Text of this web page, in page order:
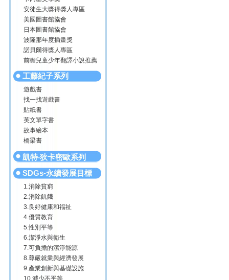
安徒生大獎得獎人專區
美國圖書館協會
日本圖書館協會
波隆那年度插畫獎
諾貝爾得獎人專區
前瞻兒童少年翻譯小說推薦
工藤紀子系列
遊戲書
找一找遊戲書
貼紙書
英文單字書
故事繪本
橋梁書
凱特‧狄卡密歐系列
SDGs-永續發展目標
1.消除貧窮
2.消除飢餓
3.良好健康和福祉
4.優質教育
5.性別平等
6.潔淨水與衛生
7.可負擔的潔淨能源
8.尊嚴就業與經濟發展
9.產業創新與基礎設施
10.減少不平等